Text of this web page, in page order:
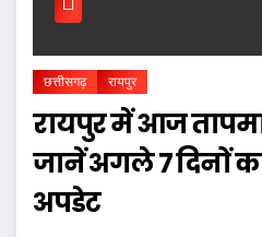
छत्तीसगढ़ रायपुर
रायपुर में आज
जानें अगले 7 दिनों
अपडेट